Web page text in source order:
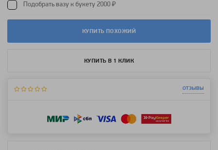
Подобрать вазу к букету 2000 ₽
КУПИТЬ ПОХОЖИЙ
КУПИТЬ В 1 КЛИК
отзывы